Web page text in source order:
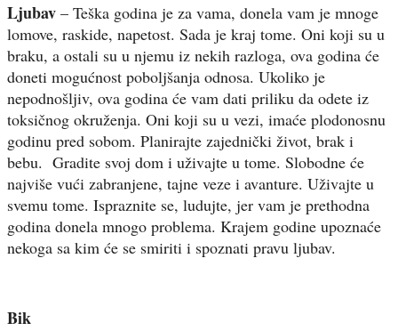
Ljubav – Teška godina je za vama, donela vam je mnoge
lomove, raskide, napetost. Sada je kraj tome. Oni koji su u
braku, a ostali su u njemu iz nekih razloga, ova godina će
doneti mogućnost poboljšanja odnosa. Ukoliko je
nepodnošljiv, ova godina će vam dati priliku da odete iz
toksičnog okruženja. Oni koji su u vezi, imaće plodonosnu
godinu pred sobom. Planirajte zajednički život, brak i
bebu. Gradite svoj dom i uživajte u tome. Slobodne će
najviše vući zabranjene, tajne veze i avanture. Uživajte u
svemu tome. Ispraznite se, ludujte, jer vam je prethodna
godina donela mnogo problema. Krajem godine upoznaće
nekoga sa kim će se smiriti i spoznati pravu ljubav.
Bik